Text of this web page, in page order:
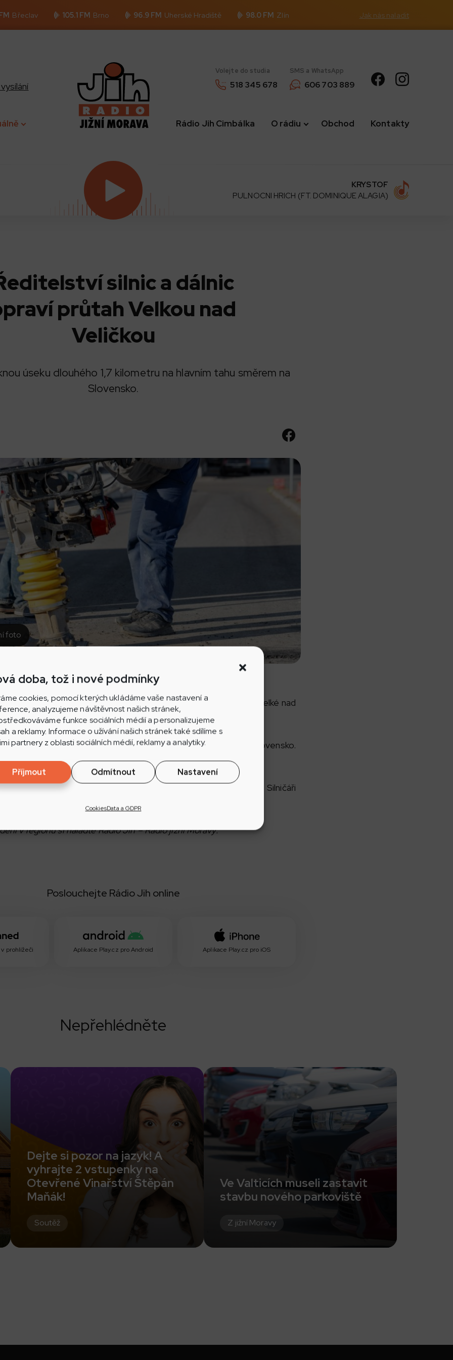
doba, tož i nové podmínky
cookies, pomocí kterých ukládáme vaše nastavení a
analyzujeme návštěvnost našich stránek,
funkce sociálních médií a personalizujeme
a reklamy. Informace o užívání našich stránek také sdílíme s
partnery z oblasti sociálních médií, reklamy a analytiky.
Příjmout Odmítnout Nastavení
CookiesData a GDPR
Břeclav 105.1 FM Brno 96.9 FM Uherské Hradiště 98.0 FM Zlín Jak nás naladit
Volejte do studia
518 345 678
SMS a WhatsApp
606 703 889
Rádio Jih Cimbálka O rádiu Obchod Kontakty
KRYSTOF
PULNOCNI HRICH (FT. DOMINIQUE ALAGIA)
silnic a dálnic
průtah Velkou nad
Veličkou
úseku dlouhého 1,7 kilometru na hlavním tahu směrem na
Slovensko.
foto
na přelomu srpna a září zahájí opravu silnice I/71 v centru Velké nad
úseku dlouhého 1,7 kilometru na hlavním tahu směrem na Slovensko.
stav vozovky v obou jízdních pruzích.
do několika etap a doprava bude vedena kyvadlově. Silničáři
potrvají přibližně měsíc a půl.
v regionu si nalaďte Rádio Jih – Rádio jižní Moravy.
Poslouchejte Rádio Jih online
prohlížeči Aplikace Play.cz pro Android Aplikace Play.cz pro iOS
Nepřehlédněte
Dejte si pozor na jazyk! A
vyhrajte 2 vstupenky na
Otevřené Vinařství Štěpán
Maňák!
Soutěž
Ve Valticích museli zastavit
stavbu nového parkoviště
Z jižní Moravy